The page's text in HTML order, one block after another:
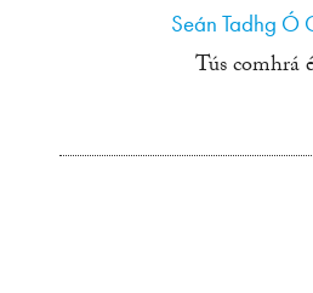
Seán Tadhg Ó
Tús comhrá